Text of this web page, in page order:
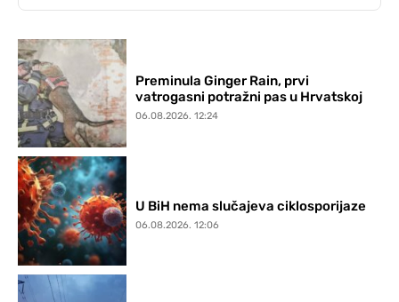
Preminula Ginger Rain, prvi
vatrogasni potražni pas u Hrvatskoj
06.08.2026. 12:24
U BiH nema slučajeva ciklosporijaze
06.08.2026. 12:06